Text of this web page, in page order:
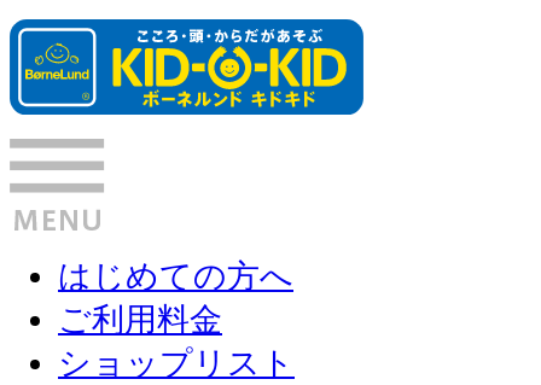
はじめての方へ
ご利用料金
ショップリスト